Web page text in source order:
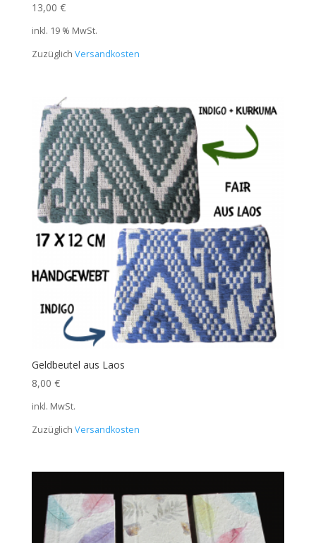
13,00 €
inkl. 19 % MwSt.
Zuzüglich Versandkosten
Geldbeutel aus Laos
8,00 €
inkl. MwSt.
Zuzüglich Versandkosten